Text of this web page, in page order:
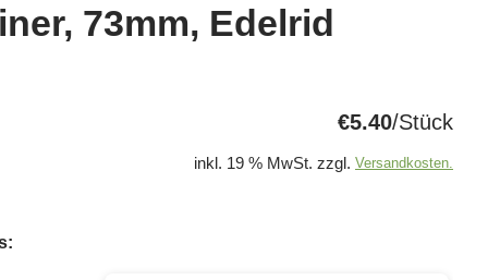
73mm, Edelrid
€5.40/Stück
inkl. 19 % MwSt. zzgl. Versandkosten.